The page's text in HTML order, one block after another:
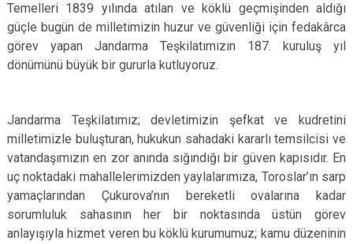
Temelleri 1839 yılında atılan ve köklü geçmişinden aldığı
güçle bugün de milletimizin huzur ve güvenliği için fedakârca
görev yapan Jandarma Teşkilatımızın 187. kuruluş yıl
dönümünü büyük bir gururla kutluyoruz.
Jandarma Teşkilatımız; devletimizin şefkat ve kudretini
milletimizle buluşturan, hukukun sahadaki kararlı temsilcisi ve
vatandaşımızın en zor anında sığındığı bir güven kapısıdır. En
uç noktadaki mahallelerimizden yaylalarımıza, Toroslar’ın sarp
yamaçlarından Çukurova’nın bereketli ovalarına kadar
sorumluluk sahasının her bir noktasında üstün görev
anlayışıyla hizmet veren bu köklü kurumumuz; kamu düzeninin